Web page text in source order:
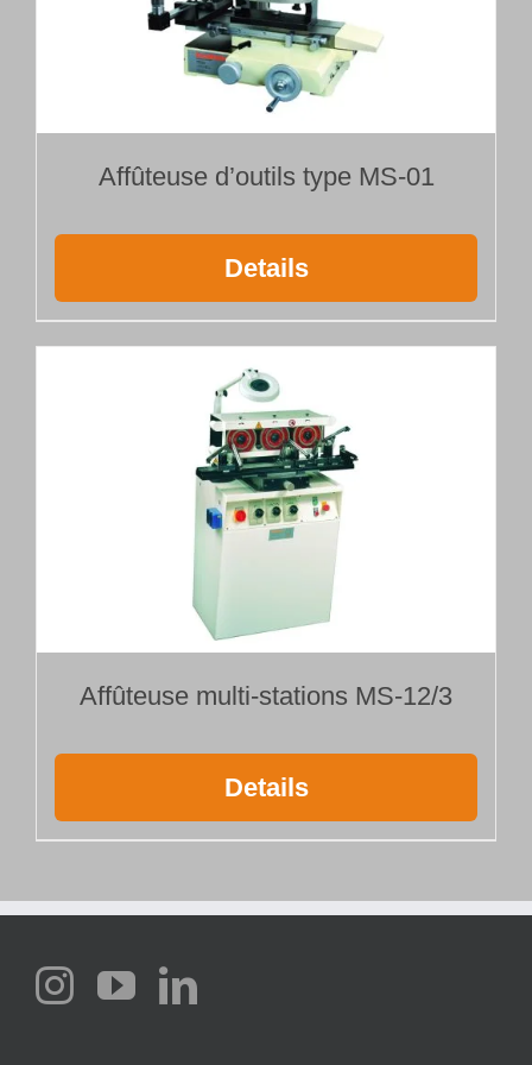
Français
Affûteuse d’outils type MS-01
Details
Affûteuse multi-stations MS-12/3
Details